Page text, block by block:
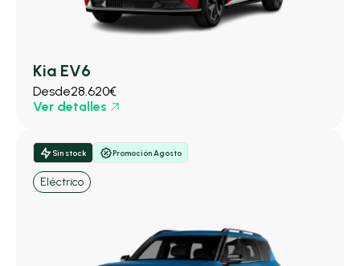
Kia EV6
Desde28.620€
Ver detalles
Sin stock Promoción Agosto
Eléctrico